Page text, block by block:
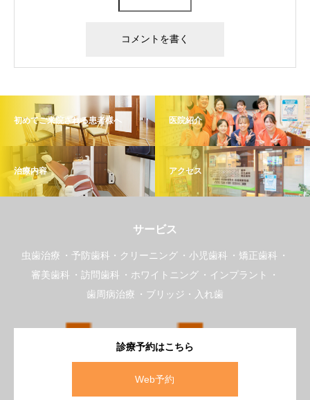
初めてご来院される患者様へ 医院紹介
治療内容 アクセス
サービス
虫歯治療 予防歯科・クリーニング 小児歯科
矯正歯科
審美歯科
訪問歯科 ホワイトニング
インプラント
歯周病治療
ブリッジ・入れ歯
診療予約はこちら
Web予約